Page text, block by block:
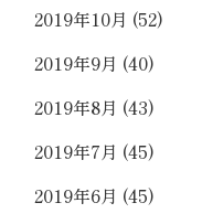
2019年10月 (52)
2019年9月 (40)
2019年8月 (43)
2019年7月 (45)
2019年6月 (45)